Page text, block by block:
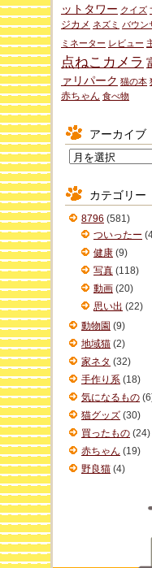
ットタワー クイズ
ジカメ ネズミ バウン
ミネーター レビュー
点ねこカメラ
ァリパーク 猫の本
赤ちゃん 食べ物
アーカイブ
イ
ブ
カテゴリー
8796 (581)
ついったー
健康 (9)
写真 (118)
動画 (20)
思い出 (22)
動物園 (9)
地域猫 (2)
家ネタ (32)
手作り系 (18)
気になるもの
猫グッズ (30)
買ったもの (24)
赤ちゃん (19)
野良猫 (4)